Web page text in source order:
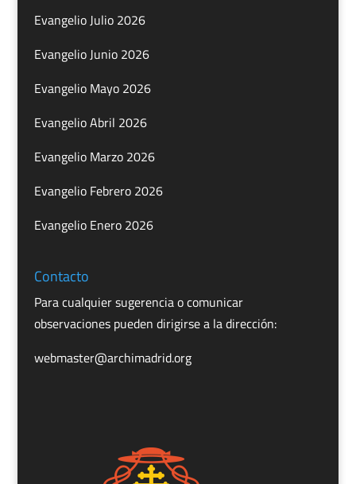
Evangelio Julio 2026
Evangelio Junio 2026
Evangelio Mayo 2026
Evangelio Abril 2026
Evangelio Marzo 2026
Evangelio Febrero 2026
Evangelio Enero 2026
Contacto
Para cualquier sugerencia o comunicar
observaciones pueden dirigirse a la dirección:
webmaster@archimadrid.org